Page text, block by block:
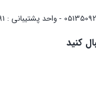
کنید